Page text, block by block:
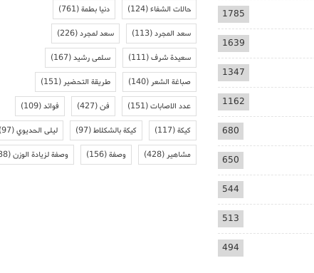
1785
1639
1347
1162
680
650
544
513
494
حالات الشفاء(124) دنيا بطمة(761)
سعد المجرد(113) سعد لمجرد(226)
سعيدة شرف(111) سلمى رشيد(167)
صباغة الشعر(140) طريقة التحضير(151)
عدد الاصابات(151) فن(427) فوائد(109)
كيكة(117) كيكة بالشكلاط(97) ليلى الحديوي(97)
مشاهير(428) وصفة(156) وصفة لزيادة الوزن(138)